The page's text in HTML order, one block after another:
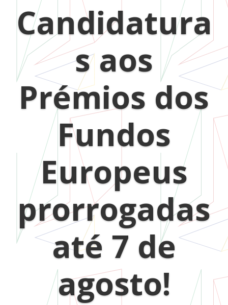
Candidatura
s aos
Prémios dos
Fundos
Europeus
prorrogadas
até 7 de
agosto!